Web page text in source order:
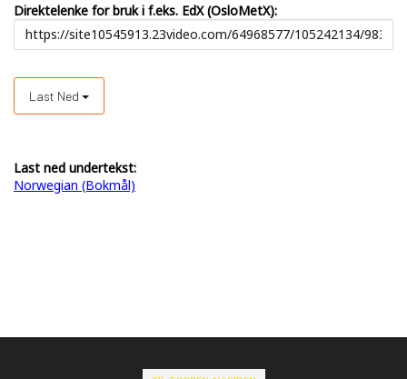
Direktelenke for bruk i f.eks. EdX (OsloMetX):
Last Ned
Last ned undertekst:
Norwegian (Bokmål)